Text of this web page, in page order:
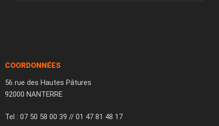
COORDONNÉES
56 rue des Hautes Pâtures
92000 NANTERRE
Tel : 07 50 58 00 39 // 01 47 81 48 17